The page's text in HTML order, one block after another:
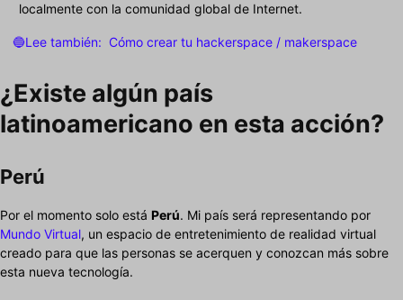
localmente con la comunidad global de Internet.
🔵Lee también: Cómo crear tu hackerspace / makerspace
¿Existe algún país
latinoamericano en esta acción?
Perú
Por el momento solo está Perú. Mi país será representando por
Mundo Virtual, un espacio de entretenimiento de realidad virtual
creado para que las personas se acerquen y conozcan más sobre
esta nueva tecnología.